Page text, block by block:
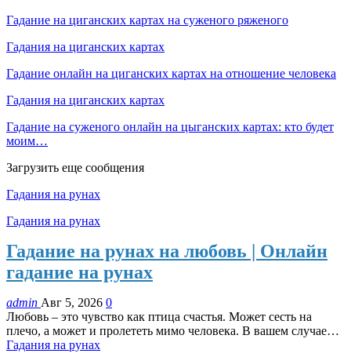
Гадание на циганских картах на суженого ряженого
Гадания на циганских картах
Гадание онлайн на циганских картах на отношение человека
Гадания на циганских картах
Гадание на суженого онлайн на цыганских картах: кто будет
моим…
Загрузить еще сообщения
Гадания на рунах
Гадания на рунах
Гадание на рунах на любовь | Онлайн
гадание на рунах
admin Авг 5, 2026 0
Любовь – это чувство как птица счастья. Может сесть на
плечо, а может и пролететь мимо человека. В вашем случае…
Гадания на рунах